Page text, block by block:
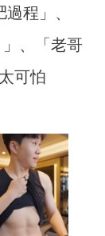
程」、
」、「老哥
可怕